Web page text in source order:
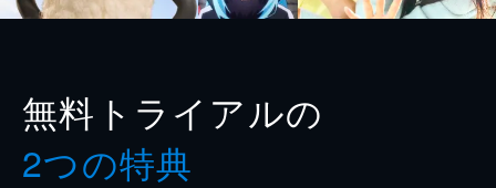
無料トライアルの
2つの特典